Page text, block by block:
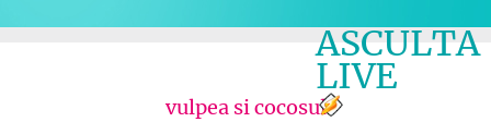
ASCULTA
LIVE
vulpea si cocosul